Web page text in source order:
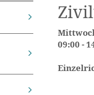
09:00 -